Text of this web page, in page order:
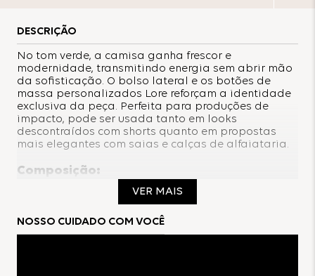
DESCRIÇÃO
No tom verde, a camisa ganha frescor e
modernidade, transmitindo energia sem abrir mão
da sofisticação. O bolso lateral e os botões de
massa personalizados Lore reforçam a identidade
exclusiva da peça. Perfeita para produções de
impacto, pode ser usada tanto em looks
descontraídos com shorts quanto em propostas
mais elegantes com saias e calças de alfaiataria.
Composição:
VER MAIS
NOSSO CUIDADO COM VOCÊ